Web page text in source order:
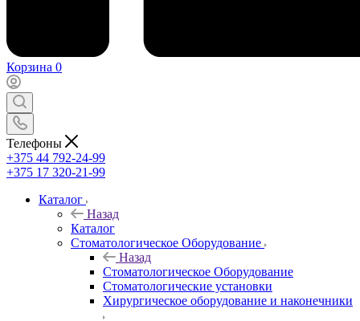
Корзина 0
Телефоны
+375 44 792-24-99
+375 17 320-21-99
Каталог
Назад
Каталог
Стоматологическое Оборудование
Назад
Стоматологическое Оборудование
Стоматологические установки
Хирургическое оборудование и наконечники